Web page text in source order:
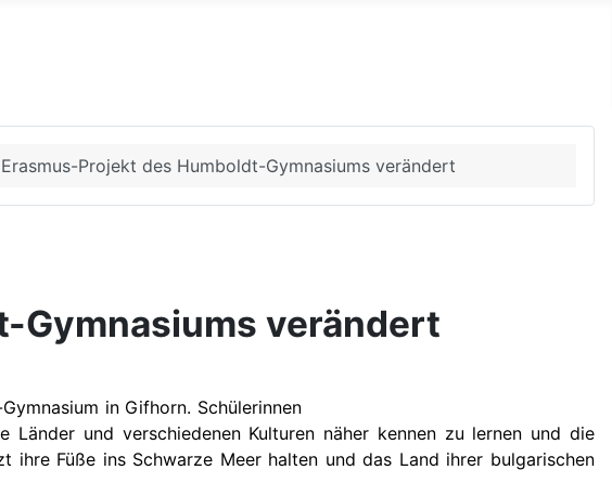
Projekt des Humboldt-Gymnasiums verändert
Gymnasiums verändert
in Gifhorn. Schülerinnen
Länder und verschiedenen Kulturen näher kennen zu lernen und die
Füße ins Schwarze Meer halten und das Land ihrer bulgarischen